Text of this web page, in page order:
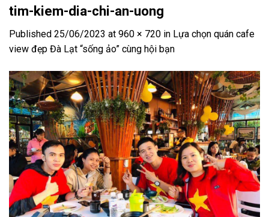
tim-kiem-dia-chi-an-uong
Published 25/06/2023 at 960 × 720 in Lựa chọn quán cafe
view đẹp Đà Lạt “sống ảo” cùng hội bạn